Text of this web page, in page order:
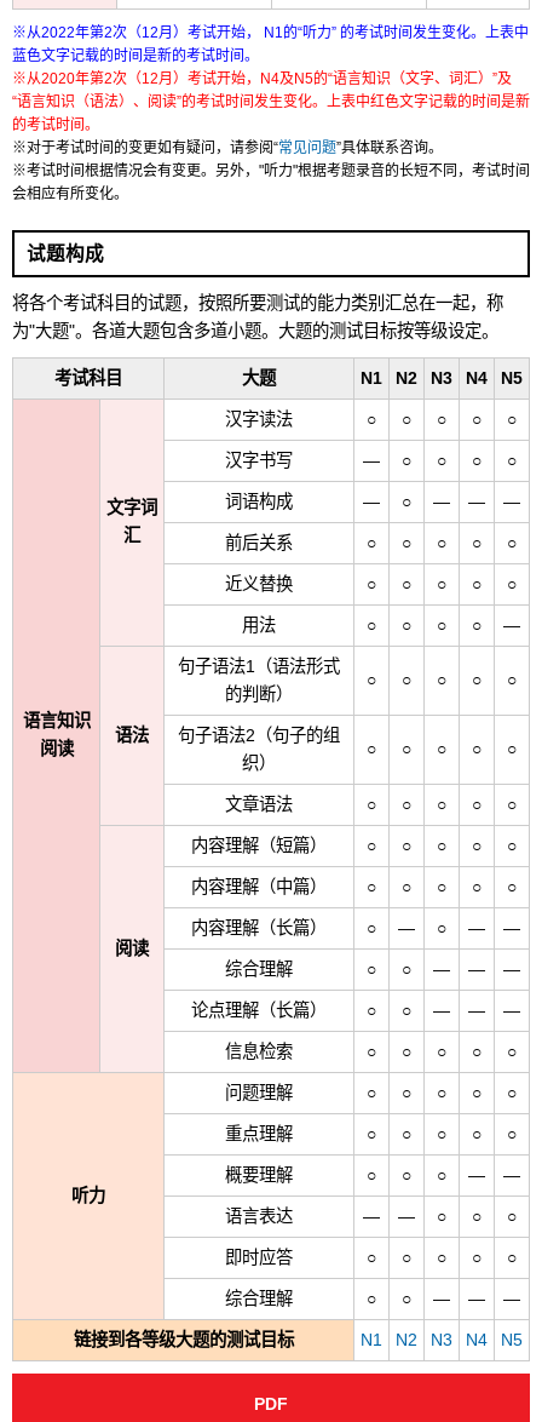
※从2022年第2次（12月）考试开始， N1的“听力” 的考试时间发生变化。上表中
蓝色文字记载的时间是新的考试时间。
※从2020年第2次（12月）考试开始，N4及N5的“语言知识（文字、词汇）”及
“语言知识（语法）、阅读”的考试时间发生变化。上表中红色文字记载的时间是新
的考试时间。
※对于考试时间的变更如有疑问，请参阅“常见问题”具体联系咨询。
※考试时间根据情况会有变更。另外，"听力"根据考题录音的长短不同，考试时间
会相应有所变化。
试题构成
将各个考试科目的试题，按照所要测试的能力类别汇总在一起，称
为"大题"。各道大题包含多道小题。大题的测试目标按等级设定。
考试科目 大题 N1 N2 N3 N4 N5
语言知识
阅读
文字词
汇
汉字读法 ○ ○ ○ ○ ○
汉字书写 ― ○ ○ ○ ○
词语构成 ― ○ ― ― ―
前后关系 ○ ○ ○ ○ ○
近义替换 ○ ○ ○ ○ ○
用法 ○ ○ ○ ○ ―
语法
句子语法1（语法形式
的判断）
○ ○ ○ ○ ○
句子语法2（句子的组
织）
○ ○ ○ ○ ○
文章语法 ○ ○ ○ ○ ○
阅读
内容理解（短篇） ○ ○ ○ ○ ○
内容理解（中篇） ○ ○ ○ ○ ○
内容理解（长篇） ○ ― ○ ― ―
综合理解 ○ ○ ― ― ―
论点理解（长篇） ○ ○ ― ― ―
信息检索 ○ ○ ○ ○ ○
听力
问题理解 ○ ○ ○ ○ ○
重点理解 ○ ○ ○ ○ ○
概要理解 ○ ○ ○ ― ―
语言表达 ― ― ○ ○ ○
即时应答 ○ ○ ○ ○ ○
综合理解 ○ ○ ― ― ―
链接到各等级大题的测试目标 N1 N2 N3 N4 N5
PDF